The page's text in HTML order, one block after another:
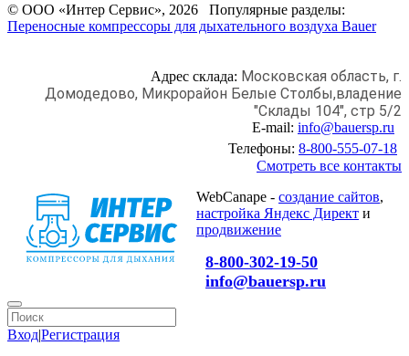
© ООО «Интер Сервис», 2026 Популярные разделы:
Переносные компрессоры для дыхательного воздуха Bauer
Адрес склада: Московская область, г.
Домодедово, Микрорайон Белые Столбы,владение
"Склады 104", стр 5/2
E-mail: info@bauersp.ru
Телефоны: 8-800-555-07-18
Смотреть все контакты
WebCanape - создание сайтов,
настройка Яндекс Директ и
продвижение
8-800-302-19-50
info@bauersp.ru
Вход|Регистрация